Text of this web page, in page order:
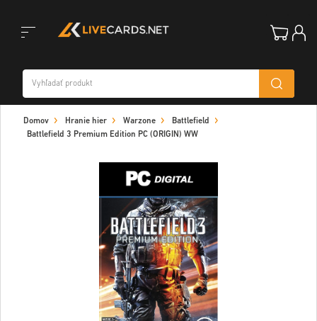
navigation
Domov Hranie hier Warzone
Battlefield
Battlefield 3 Premium Edition PC (ORIGIN) WW